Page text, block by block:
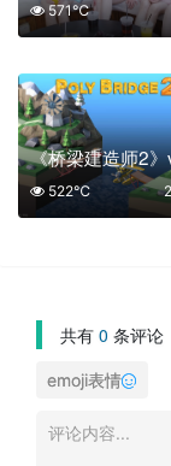
571℃
522℃
共有 0 条评论
emoji表情